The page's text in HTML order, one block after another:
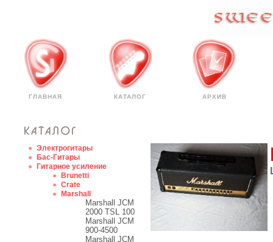
ГЛАВНАЯ КАТАЛОГ АРХИВ
Электрогитары
Бас-Гитары
Гитарное усиление
Brunetti
Crate
Marshall
Marshall JCM
2000 TSL 100
Marshall JCM
900-4500
Marshall JCM